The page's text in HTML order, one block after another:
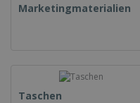
Marketingmaterialien
Taschen